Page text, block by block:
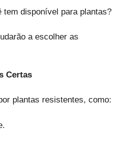
tem disponível para plantas?
a escolher as
Certas
plantas resistentes, como: